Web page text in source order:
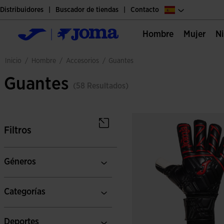
Distribuidores Buscador de tiendas Contacto
Hombre Mujer
inicio / hombre / accesorios / guantes
Guantes (58 Resultados)
Filtros
Géneros
Categorías
Deportes